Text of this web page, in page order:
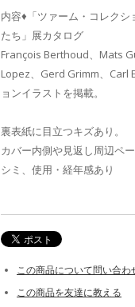
内容♦「ツァーム・コレクシ
たち」展カタログ
François Berthoud、Mats
Lopez、Gerd Grimm、Carl
ョンイラストを掲載。
裏表紙に目立つキズあり。
カバー内側や見返し周辺ペ
シミ、使用・経年感あり
この商品について問い合わ
この商品を友達に教える